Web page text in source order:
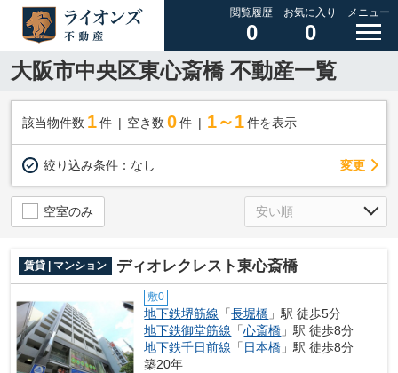
閲覧履歴
0
お気に入り
0
メニュー
大阪市中央区東心斎橋 不動産一覧
該当物件数 1件 空き数 0 件 1～1 件を表示
絞り込み条件： なし 変更
空室のみ
賃貸 | マンション ディオレクレスト東心斎橋
敷0
地下鉄堺筋線 「長堀橋 」駅 徒歩5分
地下鉄御堂筋線 「心斎橋 」駅 徒歩8分
地下鉄千日前線 「 日本橋 」駅 徒歩8分
築20年